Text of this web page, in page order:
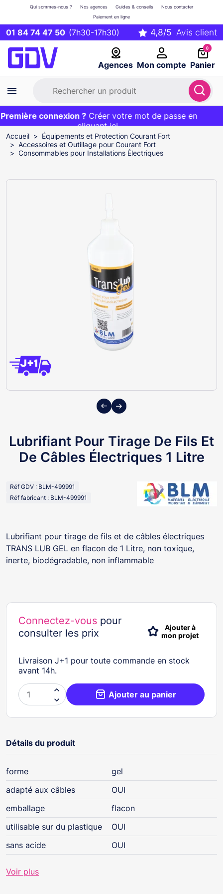
01 84 74 47 50 (7h30-17h30)
Agences Mon compte
Qui sommes-nous ? Nos agences Guides & conseils
Nous contacter
Paiement en ligne
0
Panier
Première commande ?20€ OFFERT sur votre panier
et livraison 24/48h gratuite avec le codeBIENVENUE
connexion ? Créer votre mot de passe en
cliquant ici
EXCLU WEB :
Accueil
Équipements et Protection Courant Fort
Accessoires et Outillage pour Courant Fort
Consommables pour Installations Électriques
Previous
Next
Lubrifiant Pour Tirage De Fils Et
De Câbles Électriques 1 Litre
Réf GDV : BLM-499991
Réf fabricant : BLM-499991
Lubrifiant pour tirage de fils et de câbles électriques
TRANS LUB GEL en flacon de 1 Litre, non toxique,
inerte, biodégradable, non inflammable
Connectez-vous pour
consulter les prix
Ajouter à
mon projet
Livraison J+1 pour toute commande en stock
avant 14h.

 Ajouter au panier
Détails du produit
forme
gel
adapté aux câbles
OUI
emballage
flacon
utilisable sur du plastique
OUI
sans acide
OUI
Voir plus